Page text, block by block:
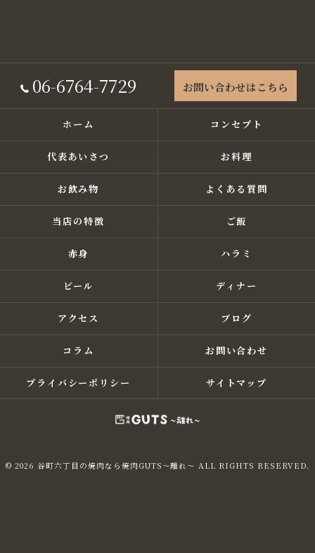
06-6764-7729 お問い合わせはこちら
ホーム コンセプト
代表あいさつ お料理
お飲み物 よくある質問
当店の特徴 ご飯
赤身 ハラミ
ビール ディナー
アクセス ブログ
コラム お問い合わせ
プライバシーポリシー サイトマップ
© 2026 谷町六丁目の焼肉なら焼肉GUTS～離れ～ ALL RIGHTS RESERVED.